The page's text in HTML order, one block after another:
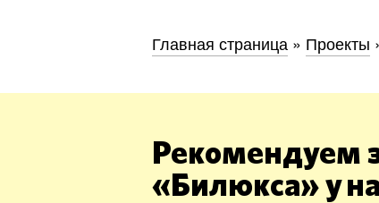
Главная страница » Проекты
Рекомендуем
«Билюкса» у